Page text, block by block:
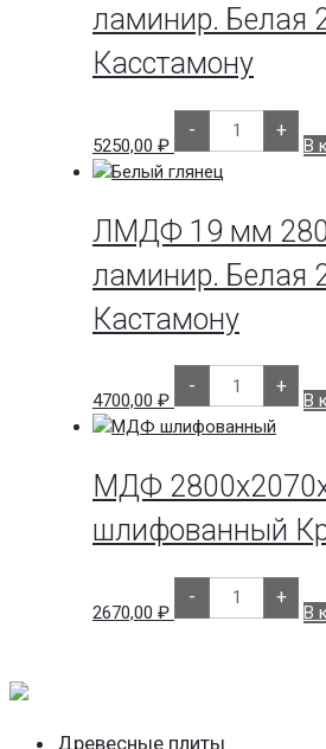
1
стороны
Кроностар
ламинир. Белая
Касстамону
5250,00 ₽
-
Количество
товара
ЛМДФ
22
мм
ламинир.
Белая
сторон
Касстамону
+
В
ЛМДФ 19 мм
ламинир. Белая
Кастамону
4700,00 ₽
-
Количество
товара
ЛМДФ
19
ламинир.
Белая
сторон
Кастамону
+
В
МДФ
шлифованный
2670,00 ₽
-
Количество
товара
МДФ
+
В
Древесные плиты